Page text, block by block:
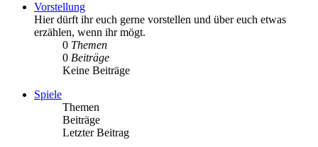
Vorstellung
Hier dürft ihr euch gerne vorstellen und über euch etwas
erzählen, wenn ihr mögt.
0 Themen
0 Beiträge
Keine Beiträge
Spiele
Themen
Beiträge
Letzter Beitrag